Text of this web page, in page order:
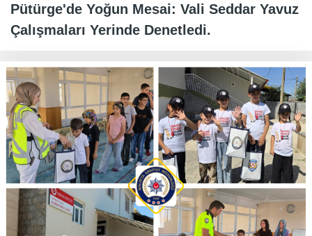
Pütürge'de Yoğun Mesai: Vali Seddar Yavuz
Çalışmaları Yerinde Denetledi.